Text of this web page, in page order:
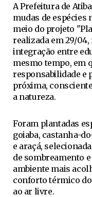
A Prefeitura de
mudas de espécies
meio do projeto
realizada em 29/
integração entre
mesmo tempo, em
responsabilidade e
próxima,
a natureza.
Foram plantadas
goiaba, castanha-
e araçá,
de sombreamento
ambiente mais
conforto térmico
ao ar livre.